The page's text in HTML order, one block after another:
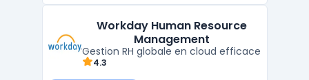
collaborateurs, du recrutement au suivi des
performanc ...
Workday Human Resource
Management
Gestion RH globale en cloud efficace
4.3